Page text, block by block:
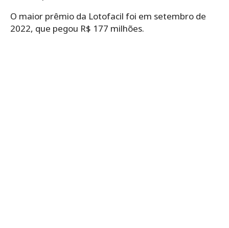
O maior prêmio da Lotofacil foi em setembro de
2022, que pegou R$ 177 milhões.